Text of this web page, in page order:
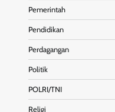
Pemerintah
Pendidikan
Perdagangan
Politik
POLRI/TNI
Religi